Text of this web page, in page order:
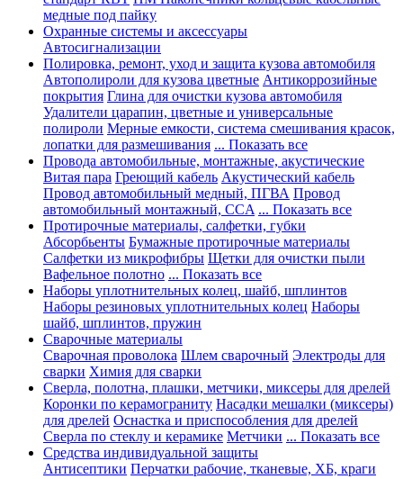
медные под пайку
Охранные системы и аксессуары
Автосигнализации
Полировка, ремонт, уход и защита кузова автомобиля
Автополироли для кузова цветные Антикоррозийные
покрытия Глина для очистки кузова автомобиля
Удалители царапин, цветные и универсальные
полироли Мерные емкости, система смешивания красок,
лопатки для размешивания ... Показать все
Провода автомобильные, монтажные, акустические
Витая пара Греющий кабель Акустический кабель
Провод автомобильный медный, ПГВА Провод
автомобильный монтажный, CCA ... Показать все
Протирочные материалы, салфетки, губки
Абсорбьенты Бумажные протирочные материалы
Салфетки из микрофибры Щетки для очистки пыли
Вафельное полотно ... Показать все
Наборы уплотнительных колец, шайб, шплинтов
Наборы резиновых уплотнительных колец Наборы
шайб, шплинтов, пружин
Сварочные материалы
Сварочная проволока Шлем сварочный Электроды для
сварки Химия для сварки
Сверла, полотна, плашки, метчики, миксеры для дрелей
Коронки по керамограниту Насадки мешалки (миксеры)
для дрелей Оснастка и приспособления для дрелей
Сверла по стеклу и керамике Метчики ... Показать все
Средства индивидуальной защиты
Антисептики Перчатки рабочие, тканевые, ХБ, краги